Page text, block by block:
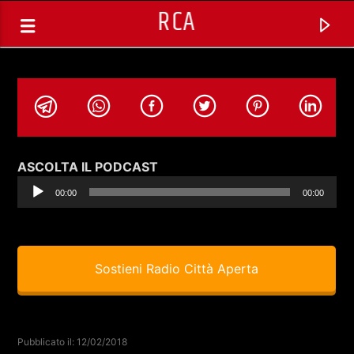
RCA
SATURDAY ATOMIC BRUNCH CON
ASCOLTA IL PODCAST
Player
00:00 00:00
Sostieni Radio Città Aperta
Pubblicato il: 12/02/2018